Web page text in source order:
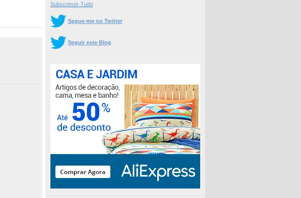
Subscrever Tudo
Segue-me no Twitter
Seguir este Blog